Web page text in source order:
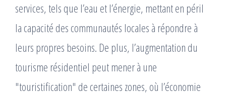
services, tels que l’eau et l’énergie, mettant en péril
la capacité des communautés locales à répondre à
leurs propres besoins. De plus, l’augmentation du
tourisme résidentiel peut mener à une
"touristification" de certaines zones, où l’économie